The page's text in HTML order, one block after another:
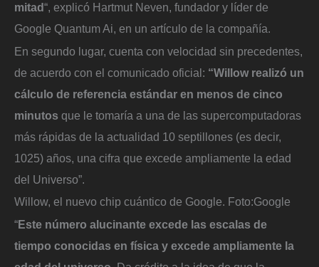
mitad“, explicó Hartmut Neven, fundador y líder de
Google Quantum Ai, en un artículo de la compañía.
En segundo lugar, cuenta con velocidad sin precedentes,
de acuerdo con el comunicado oficial: “Willow realizó un
cálculo de referencia estándar en menos de cinco
minutos que le tomaría a una de las supercomputadoras
más rápidas de la actualidad 10 septillones (es decir,
1025) años, una cifra que excede ampliamente la edad
del Universo”.
Willow, el nuevo chip cuántico de Google. Foto:Google
“Este número alucinante excede las escalas de
tiempo conocidas en física y excede ampliamente la